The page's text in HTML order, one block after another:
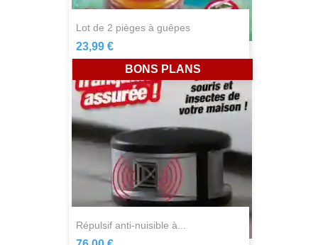
lot de 2 pièges à guêpes
23,99 €
répulsif anti-nuisible à...
BONS PLANS